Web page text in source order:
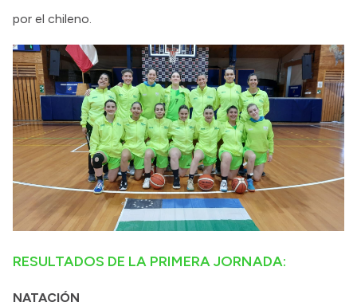
por el chileno.
RESULTADOS DE LA PRIMERA JORNADA:
NATACIÓN